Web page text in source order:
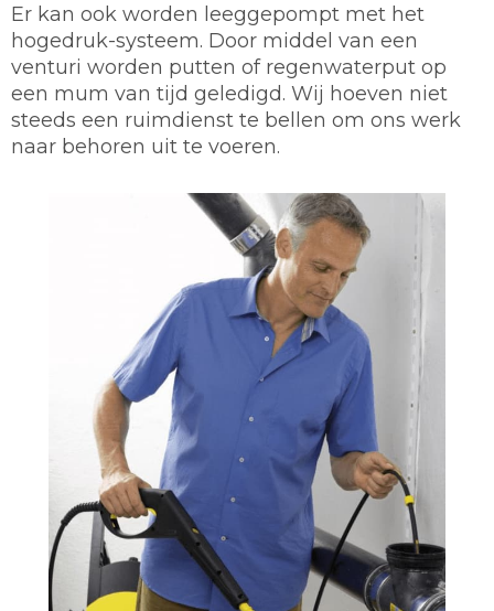
Er kan ook worden leeggepompt met het
hogedruk-systeem. Door middel van een
venturi worden putten of regenwaterput op
een mum van tijd geledigd. Wij hoeven niet
steeds een ruimdienst te bellen om ons werk
naar behoren uit te voeren.